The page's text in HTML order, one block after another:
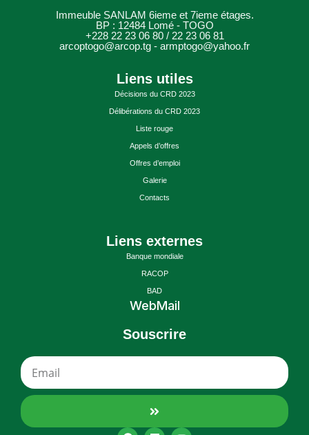
Immeuble SANLAM 6ieme et 7ieme étages.
BP : 12484 Lomé - TOGO
+228 22 23 06 80 / 22 23 06 81
arcoptogo@arcop.tg - armptogo@yahoo.fr
Liens utiles
Décisions du CRD 2023
Délibérations du CRD 2023
Liste rouge
Appels d’offres
Offres d’emploi
Galerie
Contacts
Liens externes
Banque mondiale
RACOP
BAD
WebMail
Souscrire